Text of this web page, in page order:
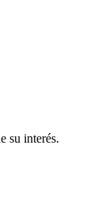
su interés.